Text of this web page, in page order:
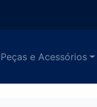
Peças e Acessórios